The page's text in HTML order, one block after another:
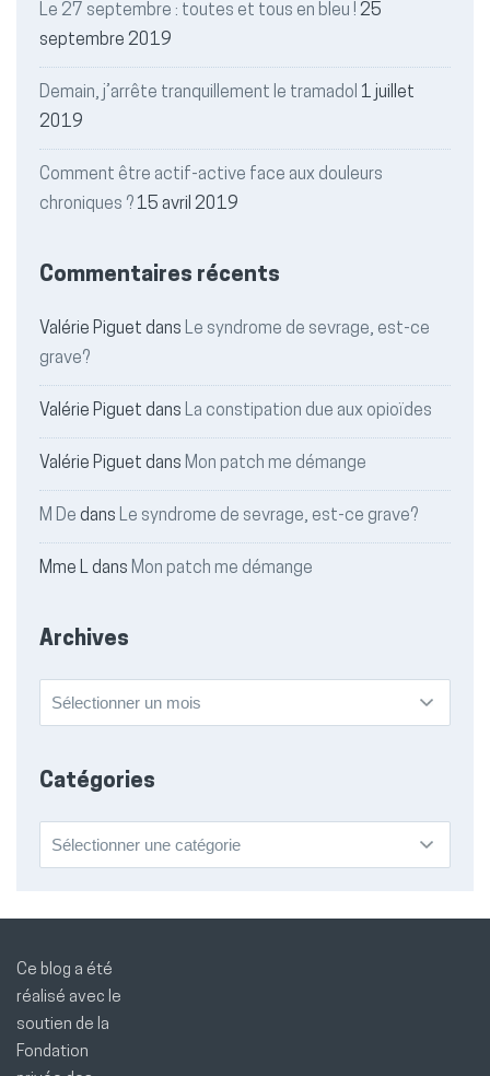
Le 27 septembre : toutes et tous en bleu ! 25
septembre 2019
Demain, j’arrête tranquillement le tramadol 1 juillet
2019
Comment être actif-active face aux douleurs
chroniques ? 15 avril 2019
Commentaires récents
Valérie Piguet dans Le syndrome de sevrage, est-ce
grave?
Valérie Piguet dans La constipation due aux opioïdes
Valérie Piguet dans Mon patch me démange
M De dans Le syndrome de sevrage, est-ce grave?
Mme Ldans Mon patch me démange
Archives
Archives
Catégories
Catégories
Ce blog a été
réalisé avec le
soutien de la
Fondation